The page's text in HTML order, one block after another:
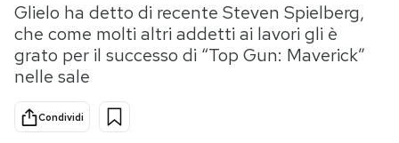
Tecnologia
Internet
Scienza
Cultura
Economia
Storie/Idee
Ok Boomer!
Media
Glielo ha detto di recente Steven Spielberg,
che come molti altri addetti ai lavori gli è
grato per il successo di “Top Gun: Maverick”
nelle sale
Condividi